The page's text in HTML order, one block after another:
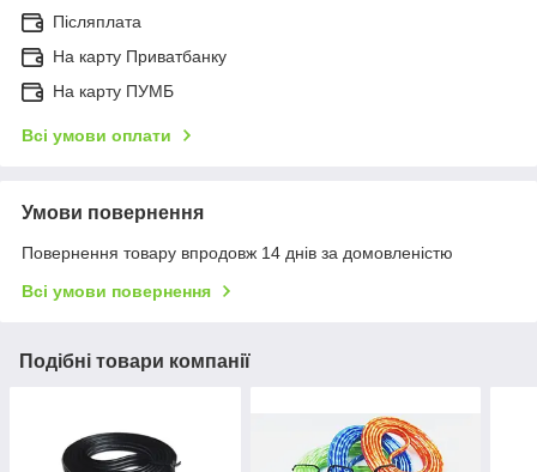
Післяплата
На карту Приватбанку
На карту ПУМБ
Всі умови оплати
Умови повернення
Повернення товару впродовж 14 днів за домовленістю
Всі умови повернення
Подібні товари компанії